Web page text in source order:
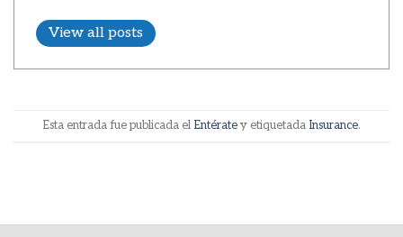
View all posts
Esta entrada fue publicada el Entératey etiquetada Insurance.